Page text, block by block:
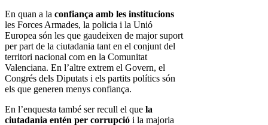
En quan a la confiança amb les institucions
les Forces Armades, la policia i la Unió
Europea són les que gaudeixen de major suport
per part de la ciutadania tant en el conjunt del
territori nacional com en la Comunitat
Valenciana. En l’altre extrem el Govern, el
Congrés dels Diputats i els partits polítics són
els que generen menys confiança.
En l’enquesta també ser recull el que la
ciutadania entén per corrupció i la majoria